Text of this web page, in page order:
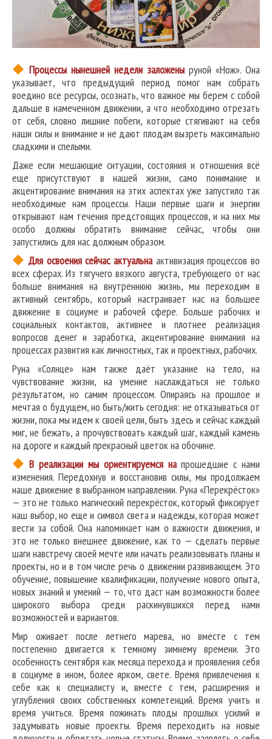
Процессы нынешней недели заложены руной «Нож». Она
указывает, что предыдущий период помог нам собрать
воедино все ресурсы, осознать, что важное мы берем с собой
дальше в намеченном движении, а что необходимо отрезать
от себя, словно лишние побеги, которые стягивают на себя
наши силы и внимание и не дают плодам вызреть максимально
сладкими и спелыми.
Даже если мешающие ситуации, состояния и отношения всё
еще присутствуют в нашей жизни, само понимание и
акцентирование внимания на этих аспектах уже запустило так
необходимые нам процессы. Наши первые шаги и энергии
открывают нам течения предстоящих процессов, и на них мы
особо должны обратить внимание сейчас, чтобы они
запустились для нас должным образом.
Для освоения сейчас актуальна активизация процессов во
всех сферах. Из тягучего вязкого августа, требующего от нас
больше внимания на внутреннюю жизнь, мы переходим в
активный сентябрь, который настраивает нас на большее
движение в социуме и рабочей сфере. Больше рабочих и
социальных контактов, активнее и плотнее реализация
вопросов денег и заработка, акцентирование внимания на
процессах развития как личностных, так и проектных, рабочих.
Руна «Солнце» нам также даёт указание на тело, на
чувствование жизни, на умение наслаждаться не только
результатом, но самим процессом. Опираясь на прошлое и
мечтая о будущем, но быть/жить сегодня: не отказываться от
жизни, пока мы идем к своей цели, быть здесь и сейчас каждый
миг, не бежать, а прочувствовать каждый шаг, каждый камень
на дороге и каждый прекрасный цветок на обочине.
В реализации мы ориентируемся напрошедшие с нами
изменения. Передохнув и восстановив силы, мы продолжаем
наше движение в выбранном направлении. Руна «Перекрёсток»
— это не только магический перекрёсток, который фиксирует
наш выбор, но еще и символ света и надежды, которая может
вести за собой. Она напоминает нам о важности движения, и
это не только внешнее движение, как то — сделать первые
шаги навстречу своей мечте или начать реализовывать планы и
проекты, но и в том числе речь о движении развивающем. Это
обучение, повышение квалификации, получение нового опыта,
новых знаний и умений — то, что даст нам возможности более
широкого выбора среди раскинувшихся перед нами
возможностей и вариантов.
Мир оживает после летнего марева, но вместе с тем
постепенно двигается к темному зимнему времени. Это
особенность сентября как месяца перехода и проявления себя
в социуме в ином, более ярком, свете. Время привлечения к
себе как к специалисту и, вместе с тем, расширения и
углубления своих собственных компетенций. Время учить и
время учиться. Время пожинать плоды прошлых усилий и
задумывать новые проекты. Время переходить на новые